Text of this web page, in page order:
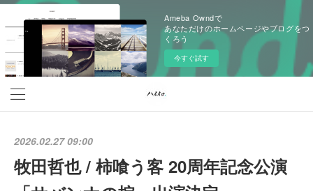
Ameba Owndで
あなただけのホームページやブログをつ
くろう
今すぐ試す
2026.02.27 09:00
牧田哲也 / 柿喰う客 20周年記念公演